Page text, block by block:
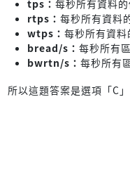
tps： 每秒所有資料的
rtps： 每秒所有資料
wtps： 每秒所有資料
bread/s： 每秒所有
bwrtn/s： 每秒所有
所以這題答案是選項「C」